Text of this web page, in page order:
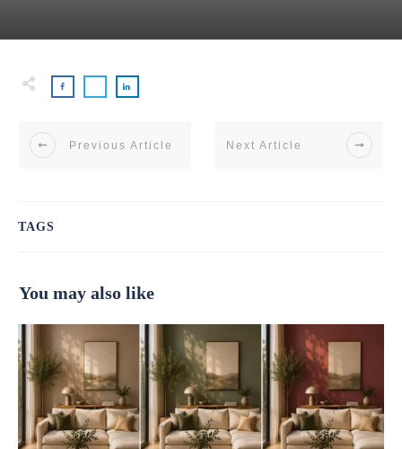
Previous Article Next Article
TAGS
You may also like